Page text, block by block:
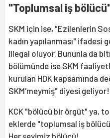
"Toplumsal iş
SKM için ise, "Ezilenlerin
kadın yapılanması" ifadesi
illegal oluyor. Bununla da
bölümünde ise SKM
kurulan HDK kapsamında
SKM'meymiş" diyesi geliyor!
KCK "bölücü bir örgüt" ya,
eklerde "toplumsal iş
Her şeyimiz bölücü!